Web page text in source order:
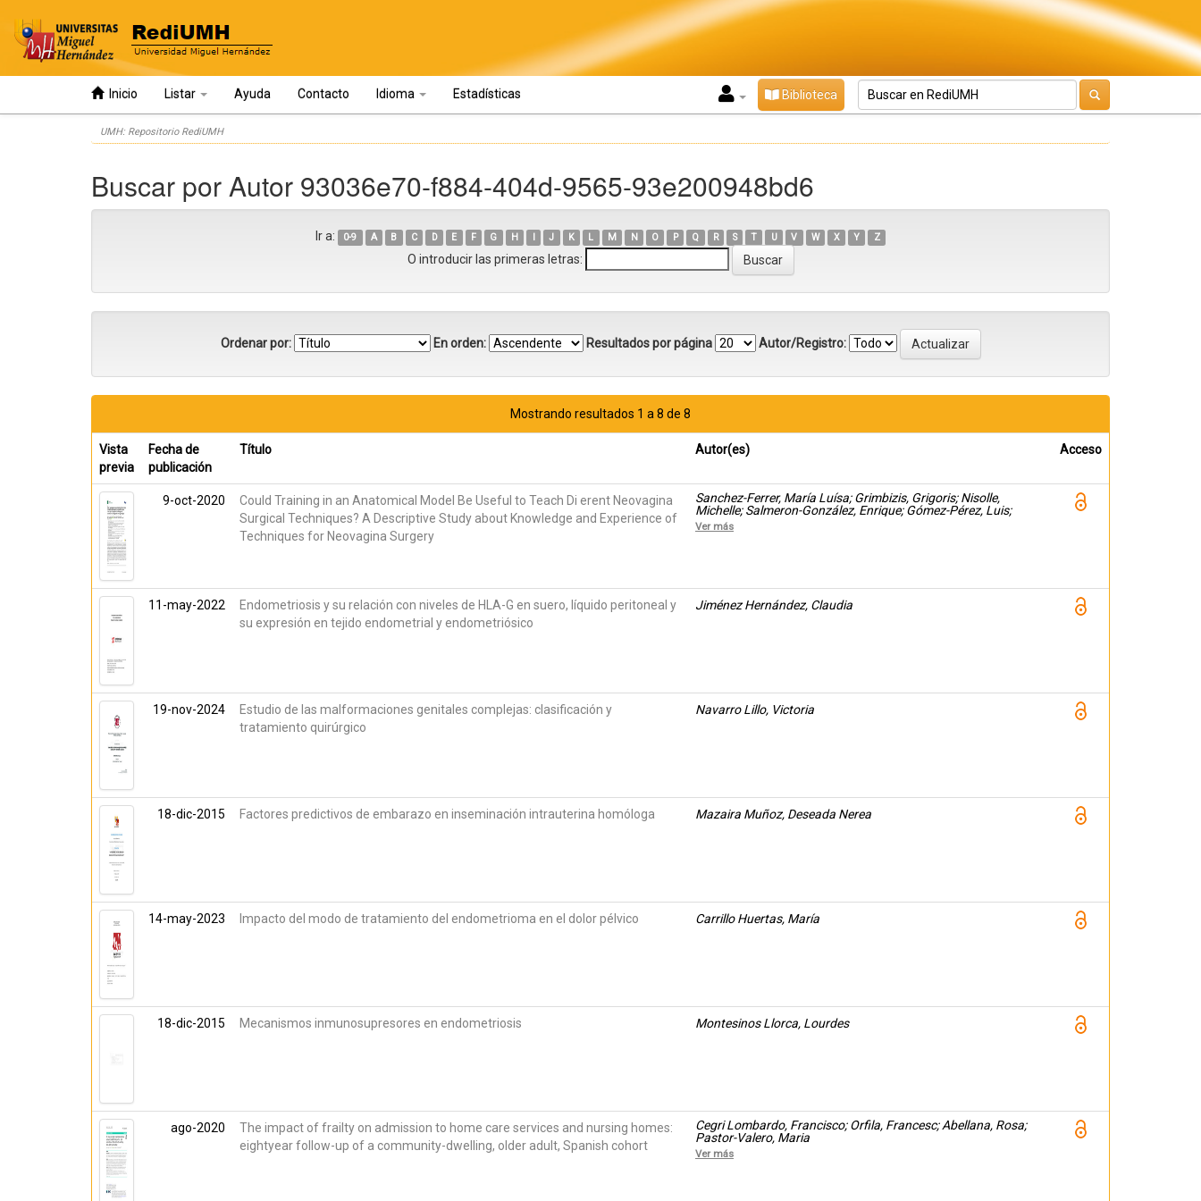
Inicio Listar Ayuda Contacto Idioma Estadísticas Biblioteca
UMH: Repositorio RediUMH
Buscar por Autor 93036e70-f884-404d-9565-93e200948bd6
Ir a: 0-9 A B C D E F G H I J K L M N O P Q R S T U V W X Y Z
O introducir las primeras letras:
Ordenar por: En orden: Resultados por página Autor/Registro:
Mostrando resultados 1 a 8 de 8
Vista
previa
Fecha de
publicación
Título Autor(es) Acceso
9-oct-2020
Could Training in an Anatomical Model Be Useful to Teach Di erent Neovagina
Surgical Techniques? A Descriptive Study about Knowledge and Experience of
Techniques for Neovagina Surgery
Sanchez-Ferrer, María Luísa; Grimbizis, Grigoris; Nisolle,
Michelle; Salmeron-González, Enrique; Gómez-Pérez, Luis;
Sánchez del Campo, Francisco; Abellana, Rosa
Ver más
11-may-2022
Endometriosis y su relación con niveles de HLA-G en suero, líquido peritoneal y
su expresión en tejido endometrial y endometriósico
Jiménez Hernández, Claudia
19-nov-2024
Estudio de las malformaciones genitales complejas: clasificación y
tratamiento quirúrgico
Navarro Lillo, Victoria
18-dic-2015 Factores predictivos de embarazo en inseminación intrauterina homóloga Mazaira Muñoz, Deseada Nerea
14-may-2023 Impacto del modo de tratamiento del endometrioma en el dolor pélvico Carrillo Huertas, María
18-dic-2015 Mecanismos inmunosupresores en endometriosis Montesinos Llorca, Lourdes
ago-2020
The impact of frailty on admission to home care services and nursing homes:
eightyear follow-up of a community-dwelling, older adult, Spanish cohort
Cegri Lombardo, Francisco; Orfila, Francesc; Abellana, Rosa;
Pastor-Valero, Maria
Ver más